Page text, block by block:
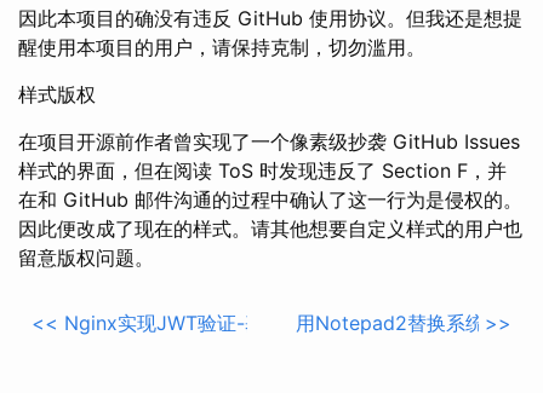
因此本项目的确没有违反 GitHub 使用协议。但我还是想提
醒使用本项目的用户，请保持克制，切勿滥用。
样式版权
在项目开源前作者曾实现了一个像素级抄袭 GitHub Issues
样式的界面，但在阅读 ToS 时发现违反了 Section F，并
在和 GitHub 邮件沟通的过程中确认了这一行为是侵权的。
因此便改成了现在的样式。请其他想要自定义样式的用户也
留意版权问题。
<< Nginx实现JWT验证-基于OpenResty实现​
用Notepad2替换系统自带
>>